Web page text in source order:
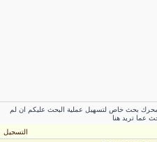
محرك بحث خاص لتسهيل عملية البحث عليكم ان لم
عما تريد هنا
التسجيل